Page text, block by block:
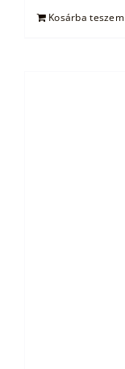
Kosárba teszem